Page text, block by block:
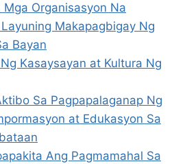
Mga Organisasyon Na
Makapagbigay Ng
Bayan
Kasaysayan at Kultura Ng
Sa Pagpapalaganap Ng
at Edukasyon Sa
Ang Pagmamahal Sa